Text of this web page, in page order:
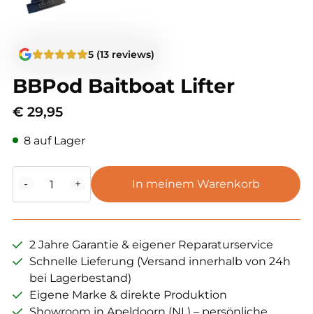
BBPod Baitboat Lifter
€ 29,95
8 auf Lager
-
Baitboat
Lifter
Menge
+ In meinem Warenkorb
5 (13 reviews)
2 Jahre Garantie & eigener Reparaturservice
Schnelle Lieferung (Versand innerhalb von 24h
bei Lagerbestand)
Eigene Marke & direkte Produktion